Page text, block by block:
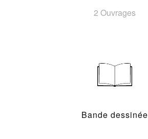
2 Ouvrages
Bande dessinée